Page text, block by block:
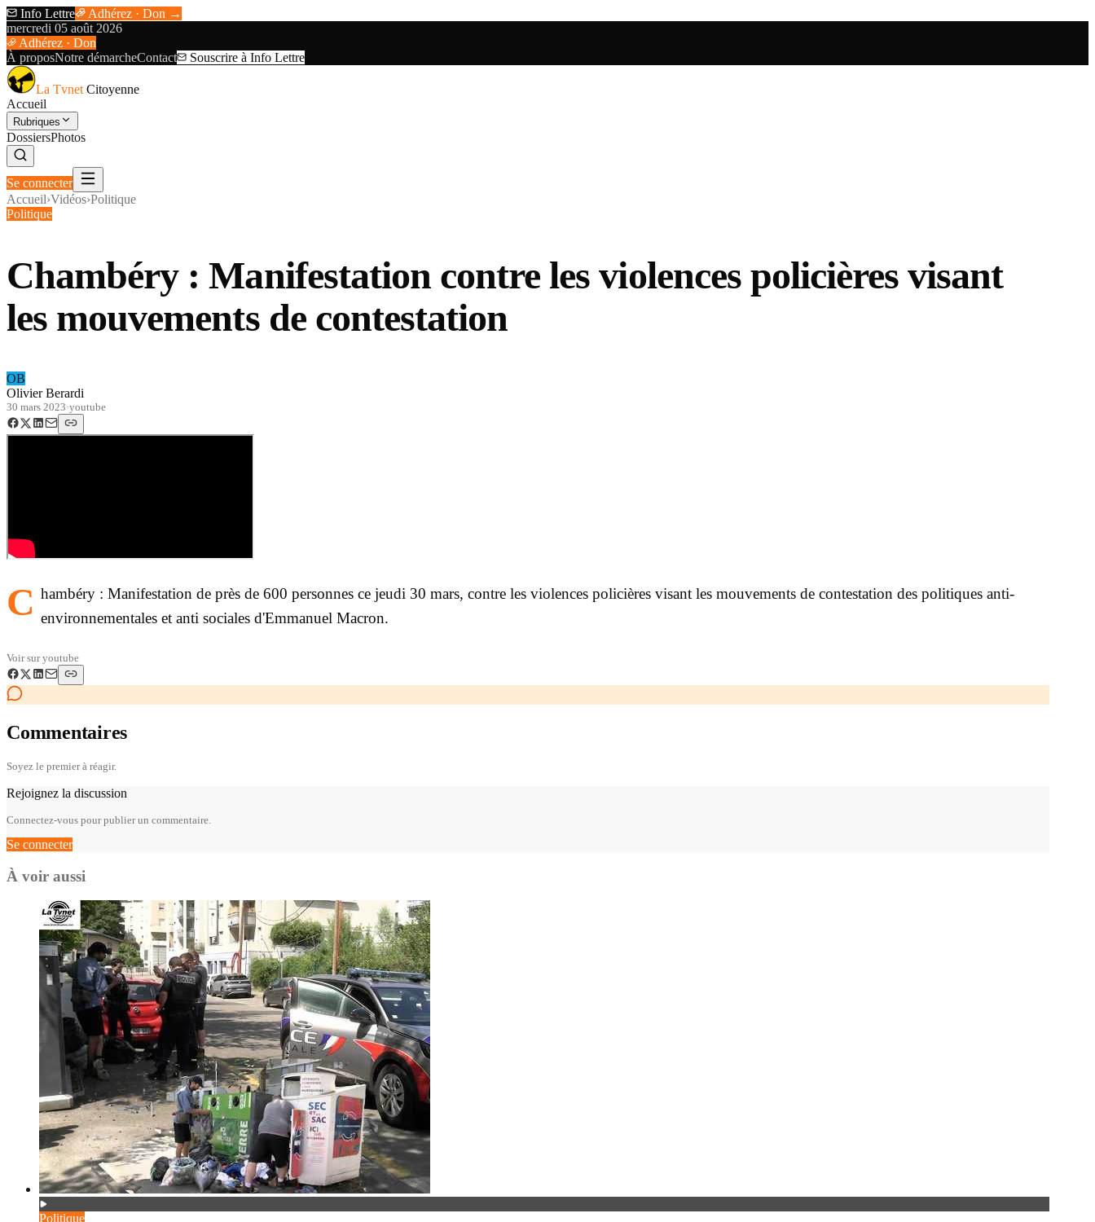
Info Lettre
Adhérez · Don →
mercredi 05 août 2026
Adhérez · Don
À proposNotre démarcheContact Souscrire à Info Lettre
La Tvnet Citoyenne
Accueil
Rubriques
DossiersPhotos
Se connecter
Accueil›Vidéos›Politique
Politique
Chambéry : Manifestation contre les violences policières visant
les mouvements de contestation
OB
Olivier Berardi
30 mars 2023·youtube
C hambéry : Manifestation de près de 600 personnes ce jeudi 30 mars, contre les violences policières visant les mouvements de contestation des politiques anti-
environnementales et anti sociales d'Emmanuel Macron.
Voir suryoutube
Commentaires
Soyez le premier à réagir.
Rejoignez la discussion
Connectez-vous pour publier un commentaire.
Se connecter
À voir aussi
Politique